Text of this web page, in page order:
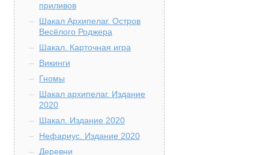
приливов
Шакал Архипелаг. Остров
Весёлого Роджера
Шакал. Карточная игра
Викинги
Гномы
Шакал архипелаг. Издание
2020
Шакал. Издание 2020
Нефариус. Издание 2020
Деревни